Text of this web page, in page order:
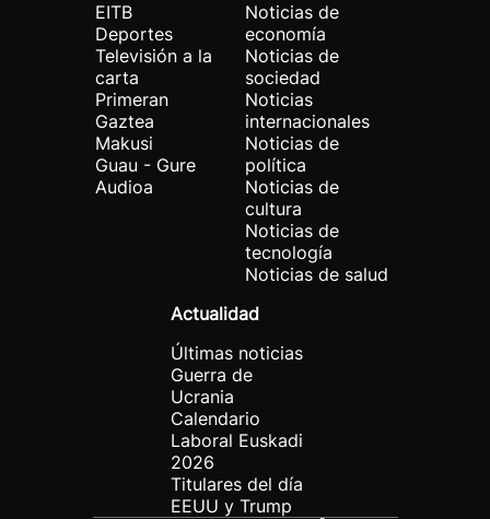
EITB
Deportes
Televisión a la
carta
Primeran
Gaztea
Makusi
Guau - Gure
Audioa
Noticias de
economía
Noticias de
sociedad
Noticias
internacionales
Noticias de
política
Noticias de
cultura
Noticias de
tecnología
Noticias de salud
Actualidad
Últimas noticias
Guerra de
Ucrania
Calendario
Laboral Euskadi
2026
Titulares del día
EEUU y Trump